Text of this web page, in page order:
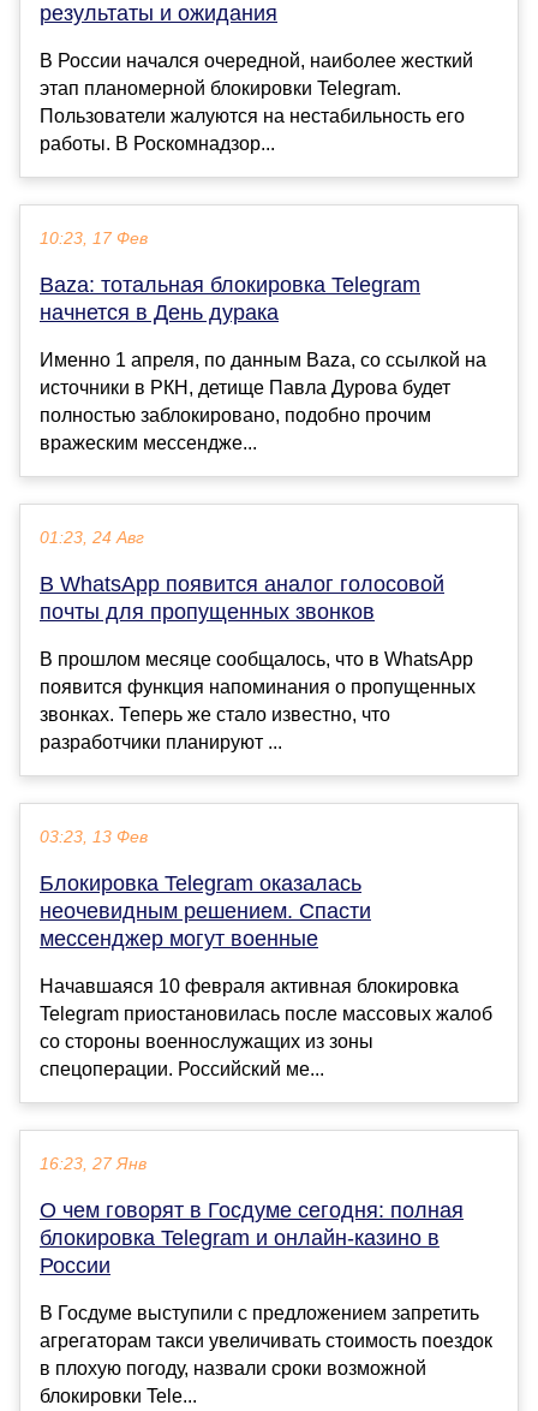
результаты и ожидания
В России начался очередной, наиболее жесткий
этап планомерной блокировки Telegram.
Пользователи жалуются на нестабильность его
работы. В Роскомнадзор...
10:23, 17 Фев
Baza: тотальная блокировка Telegram
начнется в День дурака
Именно 1 апреля, по данным Baza, со ссылкой на
источники в РКН, детище Павла Дурова будет
полностью заблокировано, подобно прочим
вражеским мессендже...
01:23, 24 Авг
В WhatsApp появится аналог голосовой
почты для пропущенных звонков
В прошлом месяце сообщалось, что в WhatsApp
появится функция напоминания о пропущенных
звонках. Теперь же стало известно, что
разработчики планируют ...
03:23, 13 Фев
Блокировка Telegram оказалась
неочевидным решением. Спасти
мессенджер могут военные
Начавшаяся 10 февраля активная блокировка
Telegram приостановилась после массовых жалоб
со стороны военнослужащих из зоны
спецоперации. Российский ме...
16:23, 27 Янв
О чем говорят в Госдуме сегодня: полная
блокировка Telegram и онлайн-казино в
России
В Госдуме выступили с предложением запретить
агрегаторам такси увеличивать стоимость поездок
в плохую погоду, назвали сроки возможной
блокировки Tele...